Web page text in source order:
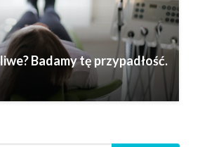
Badamy tę przypadłość.